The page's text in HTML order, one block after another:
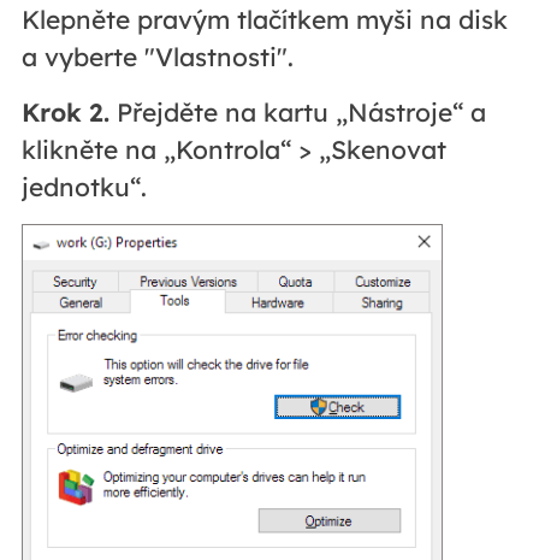
Klepněte pravým tlačítkem myši na disk
a vyberte "Vlastnosti".
Krok 2.Přejděte na kartu „Nástroje“ a
klikněte na „Kontrola“ > „Skenovat
jednotku“.